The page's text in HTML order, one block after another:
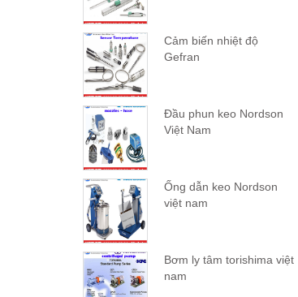
Cảm biến nhiệt độ
Gefran
Đầu phun keo Nordson
Việt Nam
Ống dẫn keo Nordson
việt nam
Bơm ly tâm torishima việt
nam